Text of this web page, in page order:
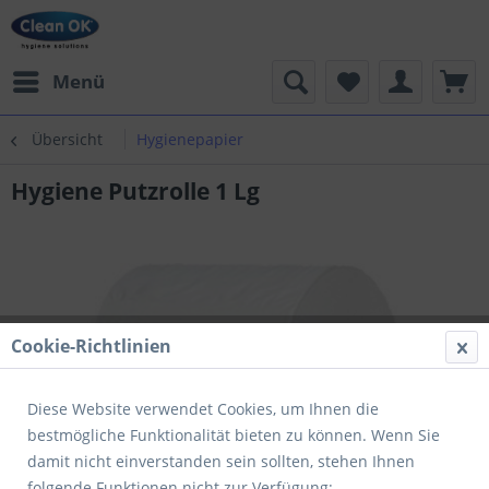
Menü
Übersicht Hygienepapier
Hygiene Putzrolle 1 Lg
Cookie-Richtlinien
Diese Website verwendet Cookies, um Ihnen die
bestmögliche Funktionalität bieten zu können. Wenn Sie
damit nicht einverstanden sein sollten, stehen Ihnen